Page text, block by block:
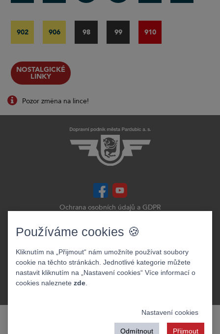
902 906 98 99 910
NOSTALGICKÉ
LINKY
Pozor změna na lince!
Ochrana osobních údajů a GDPR
Zobrazit verzi webu pro PC
©2026. Dopravní podnik města Pardubic a.s.
Používáme cookies 🍪
Kliknutím na „Přijmout“ nám umožníte používat soubory
cookie na těchto stránkách. Jednotlivé kategorie můžete
nastavit kliknutím na „Nastavení cookies“ Více informací o
cookies naleznete zde
Nastavení cookies
Odmítnout Přijmout